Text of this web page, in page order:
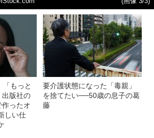
「もっと
出版社の
ったオ
しい仕
要介護状態になった「毒親」
を捨てたい──50歳の息子の葛
藤